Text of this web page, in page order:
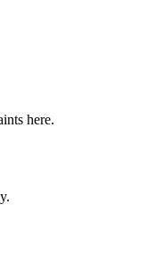
here.